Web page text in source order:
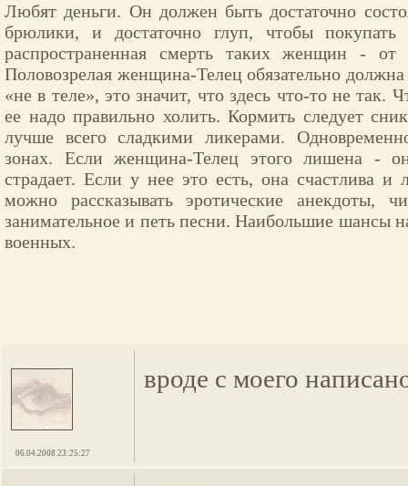
Любят деньги. Он должен быть достаточно
брюлики, и достаточно глуп, чтобы
распространенная смерть таких женщин - от
Половозрелая женщина-Телец обязательно
«не в теле», это значит, что здесь что-то не так.
ее надо правильно холить. Кормить следует
лучше всего сладкими ликерами.
зонах. Если женщина-Телец этого лишена -
страдает. Если у нее это есть, она счастлива и
можно рассказывать эротические анекдоты,
занимательное и петь песни. Наибольшие шансы
военных.
06.04.2008 23:25:27
вроде с моего